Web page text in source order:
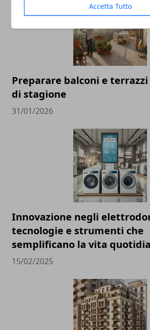
Accetta Tutto
Preparare balconi e
di stagione
31/01/2026
Innovazione negli
tecnologie e strumenti che
semplificano la vita
15/02/2025